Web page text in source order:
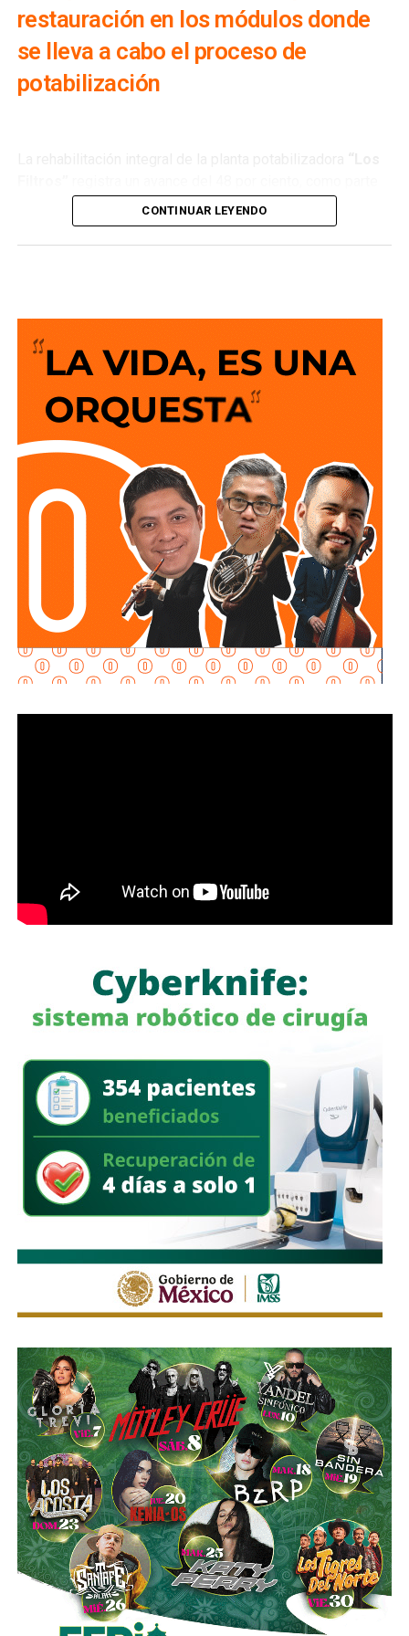
restauración en los módulos donde
se lleva a cabo el proceso de
potabilización
de los trabajos que realizaInterapas para modernizar una
de las principales fuentes de abastecimiento de agua
potable de la zona metropolitana.
ofrecer un servicio más confiable para miles de familias.
La semana pasada concluyeron los trabajos de
mantenimiento y restauración en los módulos donde se
lleva a cabo el proceso de potabilización del agua, para
continuar con la limpieza y mantenimiento integral de las
instalaciones de la planta.
La siguiente etapa contempla el equipamiento de los
tanques de floculación y sedimentación, donde las
partículas e impurezas que contiene el agua se agrupan y
posteriormente se depositan en el fondo, permitiendo
separar el agua más clara para que continúe con las
etapas de filtración y desinfección antes de su
distribución.
potabilización y la continuidad del suministro de agua
potable.
CONTINUAR LEYENDO